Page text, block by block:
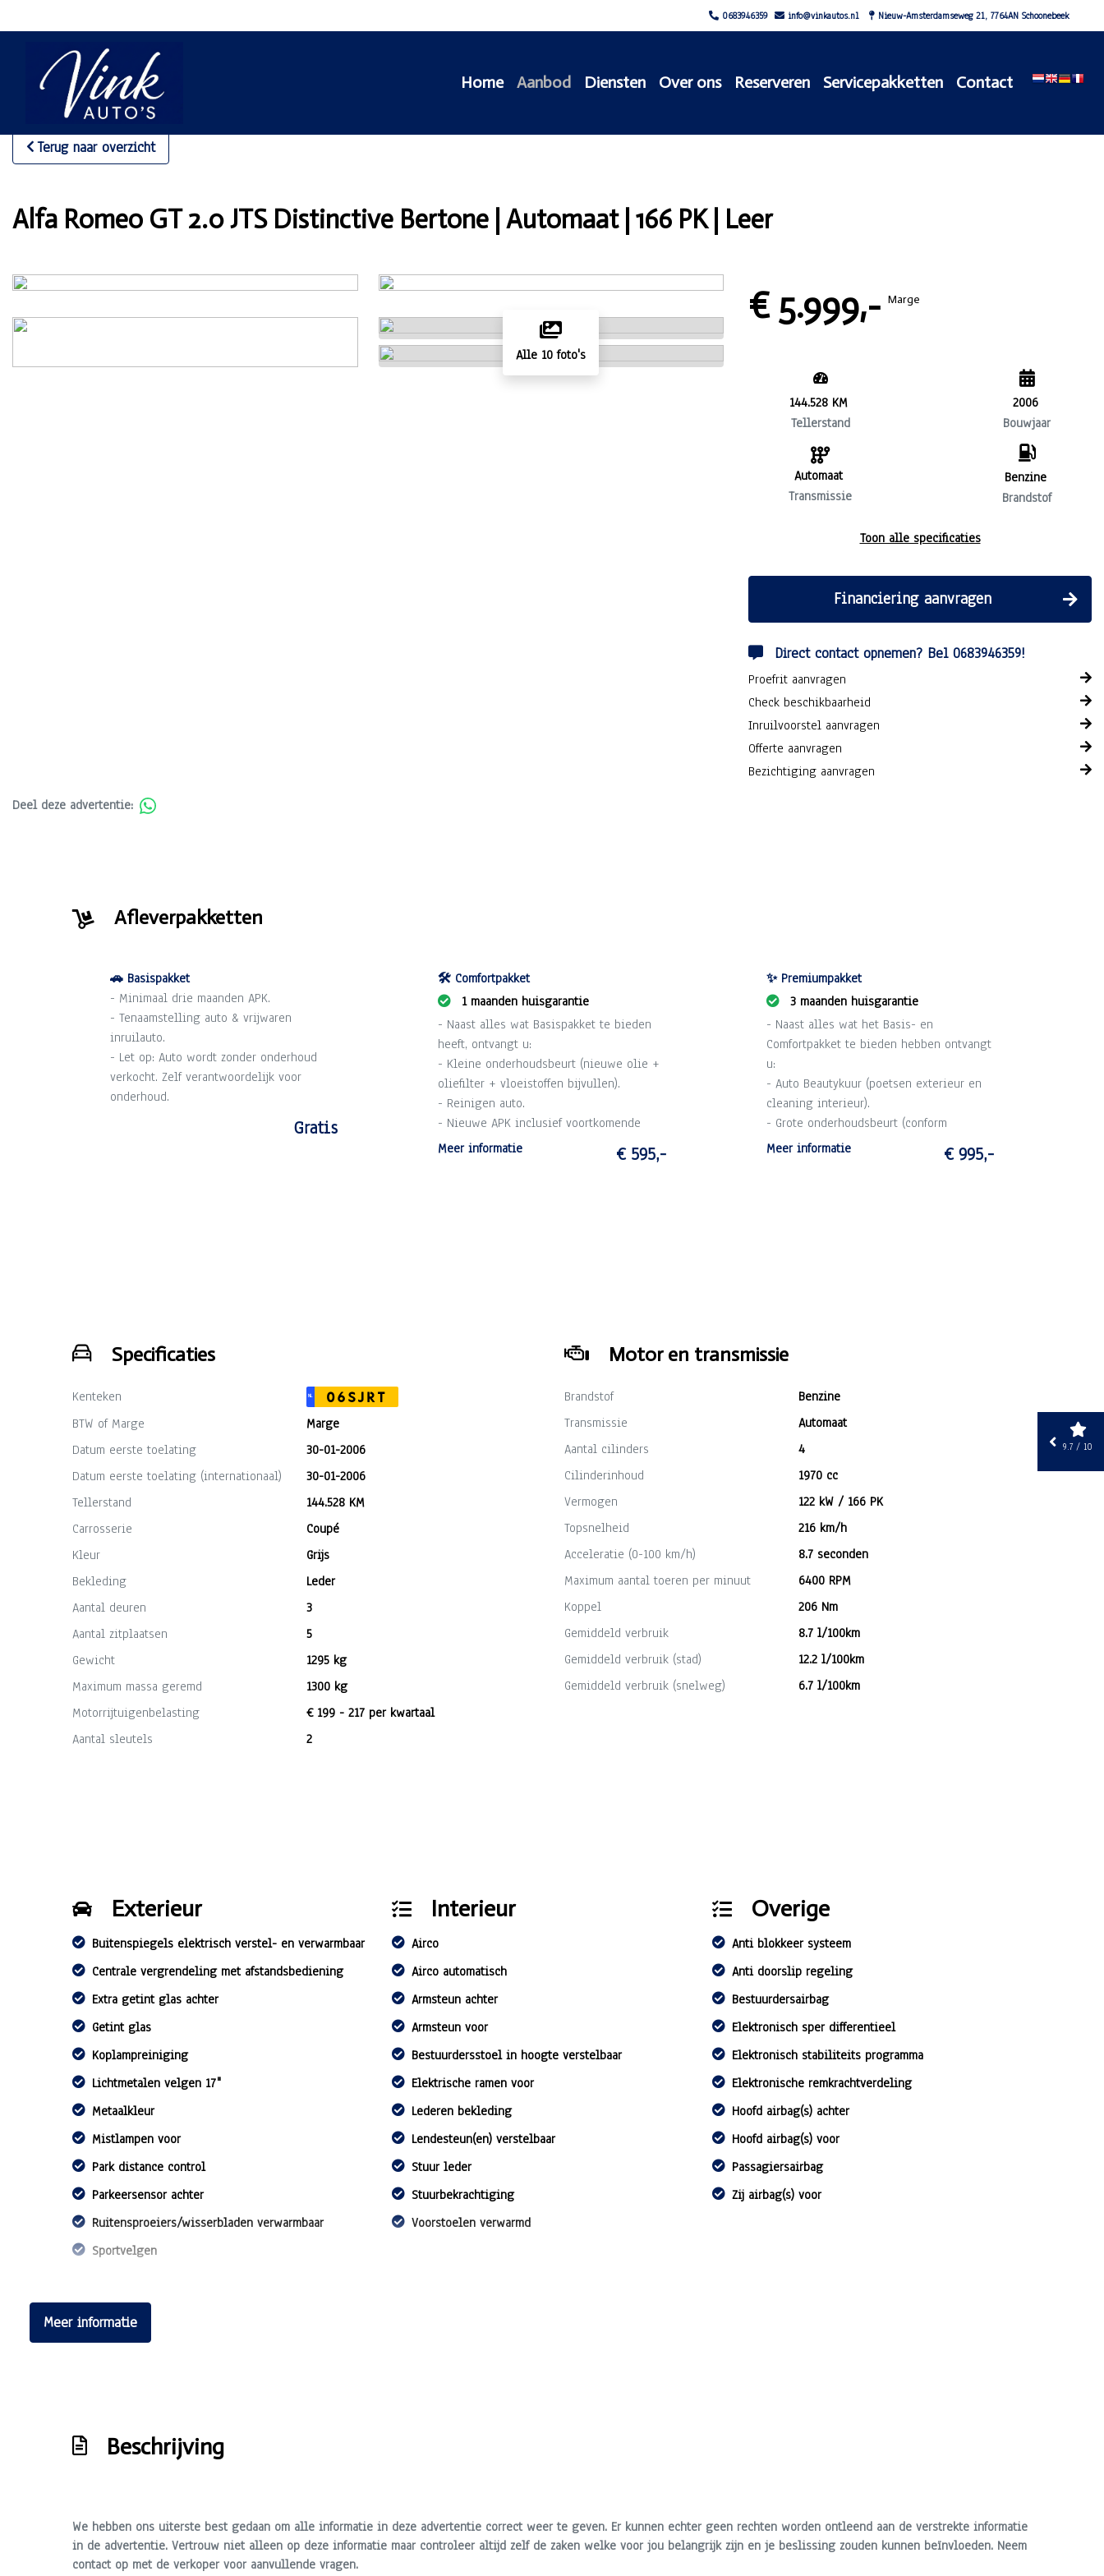
0683946359 info@vinkautos.nl Nieuw-Amsterdamseweg 21, 7764AN Schoonebeek
Home Aanbod Diensten Over ons Reserveren Servicepakketten Contact
Terug naar overzicht
Alfa Romeo GT 2.0 JTS Distinctive Bertone | Automaat | 166 PK | Leer
Alle 10 foto's
€ 5.999,- Marge
144.528 KM
Tellerstand
Automaat
Transmissie
2006
Bouwjaar
Benzine
Brandstof
Toon alle specificaties
Financiering aanvragen
Direct contact opnemen? Bel 0683946359!
Proefrit aanvragen
Check beschikbaarheid
Inruilvoorstel aanvragen
Offerte aanvragen
Bezichtiging aanvragen
Deel deze advertentie:
Afleverpakketten
🚗 Basispakket
- Minimaal drie maanden APK.
- Tenaamstelling auto & vrijwaren
inruilauto.
- Let op: Auto wordt zonder onderhoud
verkocht. Zelf verantwoordelijk voor
onderhoud.
Gratis
🛠️ Comfortpakket
1 maanden huisgarantie
- Naast alles wat Basispakket te bieden
heeft, ontvangt u:
- Kleine onderhoudsbeurt (nieuwe olie +
oliefilter + vloeistoffen bijvullen).
- Reinigen auto.
- Nieuwe APK inclusief voortkomende
kosten.
- 1 maand garantie op draaiende delen
Meer informatie € 595,-
✨ Premiumpakket
3 maanden huisgarantie
- Naast alles wat het Basis- en
Comfortpakket te bieden hebben ontvangt
u:
- Auto Beautykuur (poetsen exterieur en
cleaning interieur).
- Grote onderhoudsbeurt (conform
schema).
- 3 maanden garantie op draaiende delen
Meer informatie € 995,-
Specificaties
Kenteken NL
06SJRT
BTW of Marge
Marge
Datum eerste toelating
30-01-2006
Datum eerste toelating (internationaal)
30-01-2006
Tellerstand
144.528 KM
Carrosserie
Coupé
Kleur
Grijs
Bekleding
Leder
Aantal deuren
3
Aantal zitplaatsen
5
Gewicht
1295 kg
Maximum massa geremd
1300 kg
Motorrijtuigenbelasting
€ 199 - 217 per kwartaal
Aantal sleutels
2
Motor en transmissie
Brandstof
Benzine
Transmissie
Automaat
Aantal cilinders
4
Cilinderinhoud
1970 cc
Vermogen
122 kW / 166 PK
Topsnelheid
216 km/h
Acceleratie (0-100 km/h)
8.7 seconden
Maximum aantal toeren per minuut
6400 RPM
Koppel
206 Nm
Gemiddeld verbruik
8.7 l/100km
Gemiddeld verbruik (stad)
12.2 l/100km
Gemiddeld verbruik (snelweg)
6.7 l/100km
Exterieur
Buitenspiegels elektrisch verstel- en verwarmbaar
Centrale vergrendeling met afstandsbediening
Extra getint glas achter
Getint glas
Koplampreiniging
Lichtmetalen velgen 17"
Metaalkleur
Mistlampen voor
Park distance control
Parkeersensor achter
Ruitensproeiers/wisserbladen verwarmbaar
Sportvelgen
Interieur
Airco
Airco automatisch
Armsteun achter
Armsteun voor
Bestuurdersstoel in hoogte verstelbaar
Elektrische ramen voor
Lederen bekleding
Lendesteun(en) verstelbaar
Stuur leder
Stuurbekrachtiging
Voorstoelen verwarmd
Overige
Anti blokkeer systeem
Anti doorslip regeling
Bestuurdersairbag
Elektronisch sper differentieel
Elektronisch stabiliteits programma
Elektronische remkrachtverdeling
Hoofd airbag(s) achter
Hoofd airbag(s) voor
Passagiersairbag
Zij airbag(s) voor
Meer informatie
Beschrijving
We hebben ons uiterste best gedaan om alle informatie in deze advertentie correct weer te geven. Er kunnen echter geen rechten worden ontleend aan de verstrekte informatie
in de advertentie. Vertrouw niet alleen op deze informatie maar controleer altijd zelf de zaken welke voor jou belangrijk zijn en je beslissing zouden kunnen beïnvloeden. Neem
contact op met de verkoper voor aanvullende vragen.
9.7 / 10